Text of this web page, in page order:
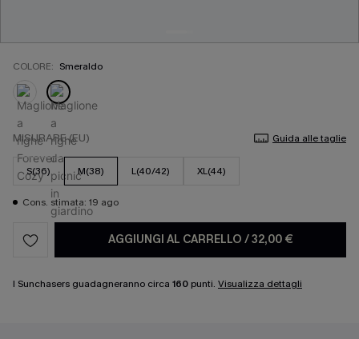
COLORE: Smeraldo
MISURARE (EU) Guida alle taglie
S(36) M(38) L(40/42) XL(44)
Cons. stimata: 19 ago
AGGIUNGI AL CARRELLO /32,00 €
I Sunchasers guadagneranno circa 160 punti. Visualizza dettagli